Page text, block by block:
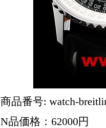
商品番号: watch-
N品価格：62000円